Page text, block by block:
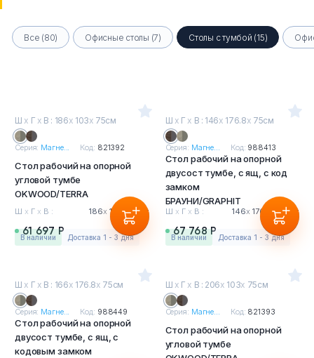
Все (80) Офисные столы (7) Столы с тумбой (15)
Ш х Г х В : 186х 103х 75см
Серия: Магне... Код: 821392
Стол рабочий на опорной
угловой тумбе
OKWOOD/TERRA
Ш х Г х В : 186х103х75см
61 697 Р
в наличии Доставка 1 - 3 дня
Ш х Г х В : 146х 176.8х 75см
Серия: Магне... Код: 988413
Стол рабочий на опорной
двусост тумбе, с ящ, с код
замком
БРАУНИ/GRAPHIT
Ш х Г х В : 146х 176.8х75см
67 768 Р
в наличии Доставка 1 - 3 дня
Ш х Г х В : 166х 176.8х 75см
Серия: Магне... Код: 988449
Стол рабочий на опорной
двусост тумбе, с ящ, с
кодовым замком
Ш х Г х В : 206х 103х 75см
Серия: Магне... Код: 821393
Стол рабочий на опорной
угловой тумбе